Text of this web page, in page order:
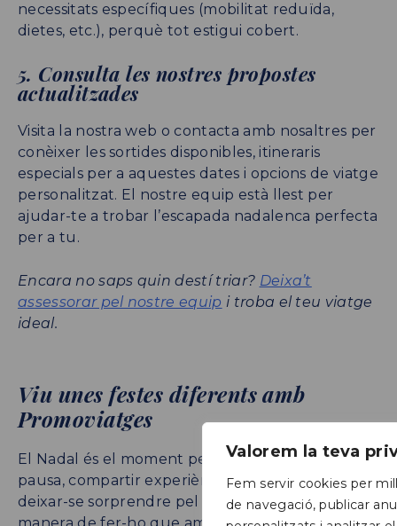
Valorem la teva
Fem servir cookies per
de navegació, publicar
necessitats específiques (mobilitat reduïda,
dietes, etc.), perquè tot estigui cobert.
5. Consulta les nostres propostes
actualitzades
Visita la nostra web o contacta amb nosaltres per
conèixer les sortides disponibles, itineraris
especials per a aquestes dates i opcions de viatge
personalitzat. El nostre equip està llest per
ajudar-te a trobar l’escapada nadalenca perfecta
per a tu.
Encara no saps quin destí triar? Deixa’t
assessorar pel nostre equip i troba el teu viatge
ideal.
Viu unes festes diferents amb
Promoviatges
El Nadal és el moment perfecte per fer una
pausa, compartir experiències significatives i
deixar-se sorprendre pel món. I no hi ha millor